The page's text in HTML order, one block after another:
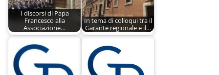
I discorsi di Papa
Francesco alla
Associazione…
In tema di colloqui tra il
Garante regionale e il…